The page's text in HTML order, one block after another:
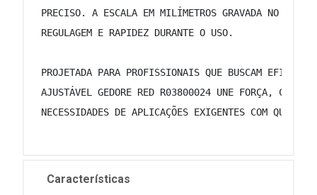
PRECISO. A ESCALA EM MILÍMETROS GRAVADA NO
REGULAGEM E RAPIDEZ DURANTE O USO.
PROJETADA PARA PROFISSIONAIS QUE BUSCAM
AJUSTÁVEL GEDORE RED R03800024 UNE FORÇA,
NECESSIDADES DE APLICAÇÕES EXIGENTES COM
Características